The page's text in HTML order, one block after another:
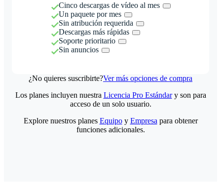
Cinco descargas de vídeo al mes
Un paquete por mes
Sin atribución requerida
Descargas más rápidas
Soporte prioritario
Sin anuncios
¿No quieres suscribirte?Ver más opciones de compra
Los planes incluyen nuestra Licencia Pro Estándary son para
acceso de un solo usuario.
Explore nuestros planes Equipoy Empresa para obtener
funciones adicionales.